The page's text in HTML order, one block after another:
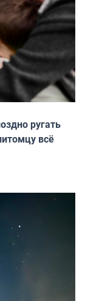
ругать
всё